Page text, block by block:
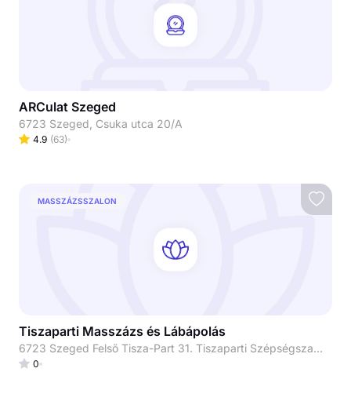
ARCulat Szeged
6723 Szeged, Csuka utca 20/A
4.9 (63)
MASSZÁZSSZALON
Tiszaparti Masszázs és Lábápolás
6723 Szeged Felső Tisza-Part 31. Tiszaparti Szépségszalon
0